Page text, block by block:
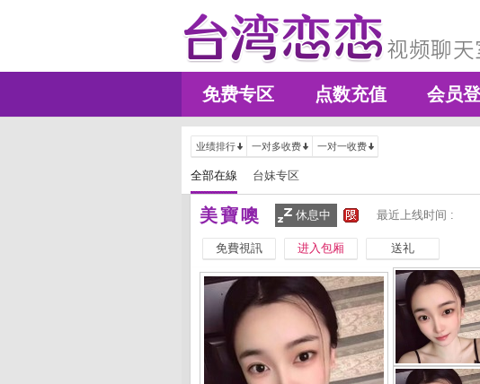
免费专区 点数充值 会员
业绩排行 一对多收费 一对一收费
全部在線 台妹专区
美寶噢 休息中 最近上线时间 :
免費視訊 进入包厢 送礼